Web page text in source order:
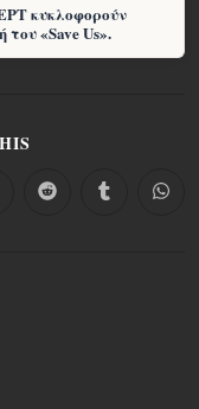
κυκλοφορούν
«Save Us».